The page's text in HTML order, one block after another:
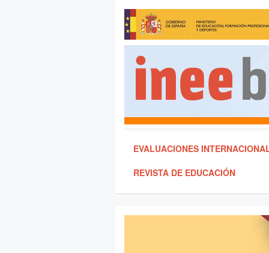
EVALUACIONES
REVISTA DE EDUCACIÓN